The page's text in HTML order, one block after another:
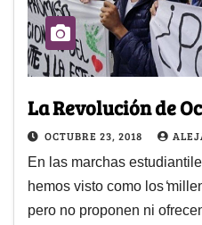
La Revolución de
OCTUBRE 23, 2018
En las marchas
hemos visto como los
pero no proponen ni